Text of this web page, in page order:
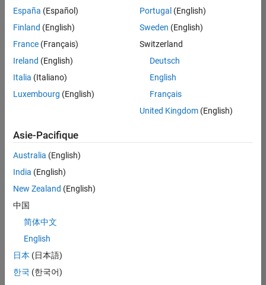
Vous
pouvez
élargir
votre
recherche
ou
afficher
l’ensemble
d'emploi.
malgré
tout
vous
trouvez
pas
d'offre
corresponde
à vos
España (Español)
Finland (English)
France (Français)
Ireland (English)
Italia (Italiano)
Luxembourg (English)
Portugal (English)
Sweden (English)
Switzerland
Deutsch
English
Français
United Kingdom(English)
Asie-Pacifique
Australia (English)
India (English)
New Zealand (English)
中国
简体中文
English
日本 (日本語)
한국 (한국어)